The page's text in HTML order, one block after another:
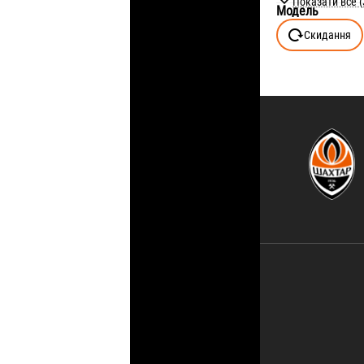
128 (7-8Y)
140 (9-10Y)
152 (11-12Y)
164 (13-14Y)
176 (15-16Y)
Модель
Скидання